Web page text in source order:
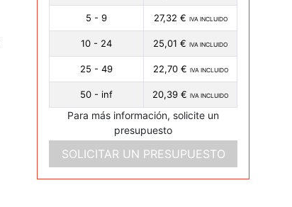
5 - 9 27,32 € IVA INCLUIDO
10 - 24 25,01 € IVA INCLUIDO
25 - 49 22,70 € IVA INCLUIDO
50 - inf 20,39 € IVA INCLUIDO
Para más información, solicite un
presupuesto
SOLICITAR UN PRESUPUESTO